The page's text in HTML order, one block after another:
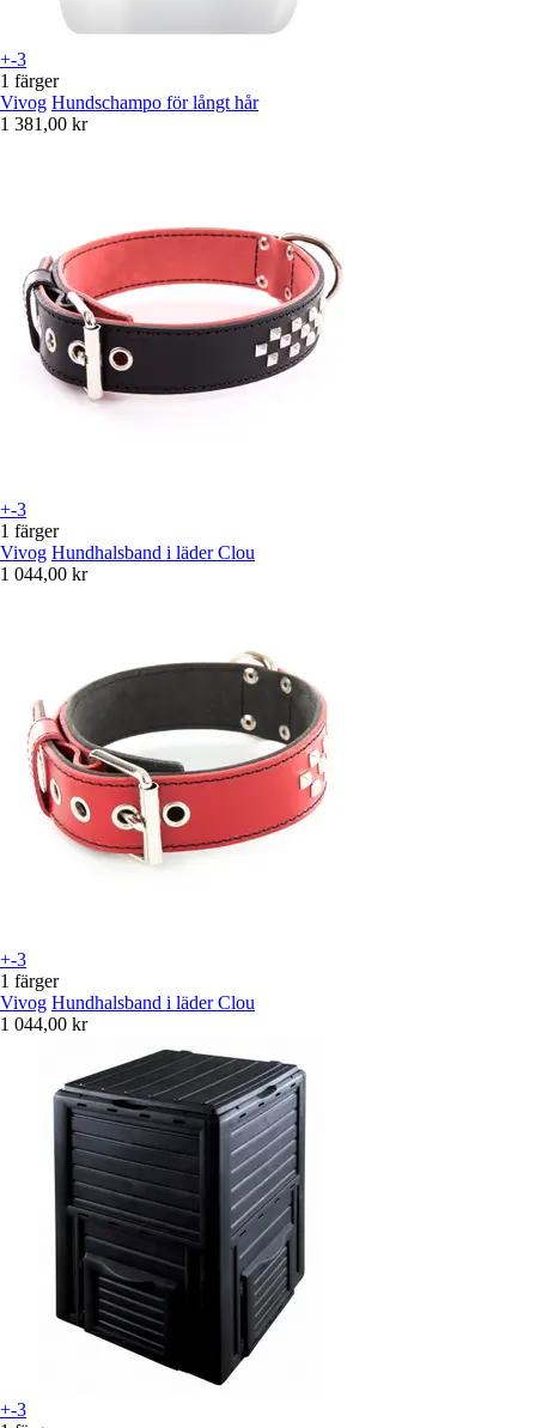
+-3
1 färger
Vivog Hundschampo för långt hår
1 381,00 kr
+-3
1 färger
Vivog Hundhalsband i läder Clou
1 044,00 kr
+-3
1 färger
Vivog Hundhalsband i läder Clou
1 044,00 kr
+-3